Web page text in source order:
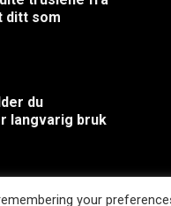
ditt som
du
langvarig bruk
your